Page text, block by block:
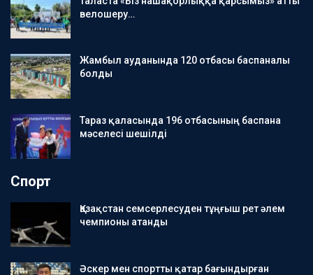
велошеру…
Жамбыл ауданында 120 отбасы баспаналы
болды
Тараз қаласында 196 отбасының баспана
мәселесі шешілді
Спорт
Қазақстан семсерлесуден тұңғыш рет әлем
чемпионы атанды
Әскер мен спортты қатар бағындырған